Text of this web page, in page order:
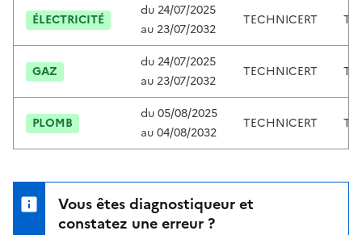
ÉLECTRICITÉ
du 24/07/2025
au 23/07/2032
TECHNICERT
GAZ
du 24/07/2025
au 23/07/2032
TECHNICERT
PLOMB
du05/08/2025
au04/08/2032
TECHNICERT
Vous êtes diagnostiqueur et
constatez une erreur ?